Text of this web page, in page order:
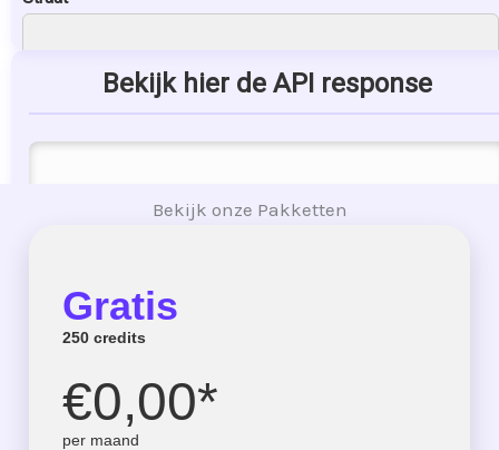
Bekijk onze Pakketten
Gratis
250 credits
€0,00*
per maand